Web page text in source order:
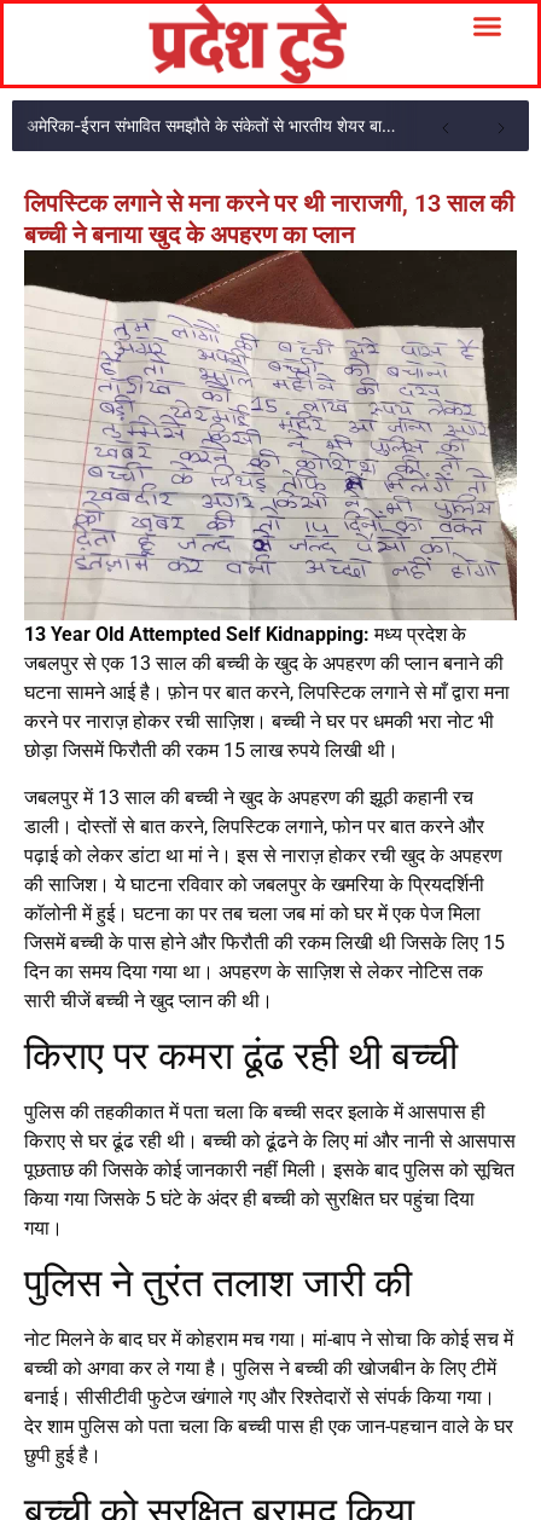
अमेरिका-ईरान संभावित समझौते के संकेतों से भारतीय शेयर बाजार में शुरुआती तेजी
लिपस्टिक लगाने से मना करने पर थी नाराजगी, 13 साल की
बच्ची ने बनाया खुद के अपहरण का प्लान
13 Year Old Attempted Self Kidnapping: मध्य प्रदेश के
जबलपुर से एक 13 साल की बच्ची के खुद के अपहरण की प्लान बनाने की
घटना सामने आई है। फ़ोन पर बात करने, लिपस्टिक लगाने से माँ द्वारा मना
करने पर नाराज़ होकर रची साज़िश। बच्ची ने घर पर धमकी भरा नोट भी
छोड़ा जिसमें फिरौती की रकम 15 लाख रुपये लिखी थी।
जबलपुर में 13 साल की बच्ची ने खुद के अपहरण की झूठी कहानी रच
डाली। दोस्तों से बात करने, लिपस्टिक लगाने, फोन पर बात करने और
पढ़ाई को लेकर डांटा था मां ने। इस से नाराज़ होकर रची खुद के अपहरण
की साजिश। ये घाटना रविवार को जबलपुर के खमरिया के प्रियदर्शिनी
कॉलोनी में हुई। घटना का पर तब चला जब मां को घर में एक पेज मिला
जिसमें बच्ची के पास होने और फिरौती की रकम लिखी थी जिसके लिए 15
दिन का समय दिया गया था। अपहरण के साज़िश से लेकर नोटिस तक
सारी चीजें बच्ची ने खुद प्लान की थी।
किराए पर कमरा ढूंढ रही थी बच्ची
पुलिस की तहकीकात में पता चला कि बच्ची सदर इलाके में आसपास ही
किराए से घर ढूंढ रही थी। बच्ची को ढूंढने के लिए मां और नानी से आसपास
पूछताछ की जिसके कोई जानकारी नहीं मिली। इसके बाद पुलिस को सूचित
किया गया जिसके 5 घंटे के अंदर ही बच्ची को सुरक्षित घर पहुंचा दिया
गया।
पुलिस ने तुरंत तलाश जारी की
नोट मिलने के बाद घर में कोहराम मच गया। मां-बाप ने सोचा कि कोई सच में
बच्ची को अगवा कर ले गया है। पुलिस ने बच्ची की खोजबीन के लिए टीमें
बनाई। सीसीटीवी फुटेज खंगाले गए और रिश्तेदारों से संपर्क किया गया।
देर शाम पुलिस को पता चला कि बच्ची पास ही एक जान-पहचान वाले के घर
छुपी हुई है।